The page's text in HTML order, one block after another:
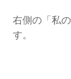
右側の「私
す。